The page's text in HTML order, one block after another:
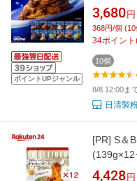
ポイントUPジャンル
買い 詰め
ボロネー
ドーロ ア
3,680 円
368円/個 (10
34ポイント
10個
8/8 12:00ま
日清製
[PR] S＆
(139g×12
4,428 円